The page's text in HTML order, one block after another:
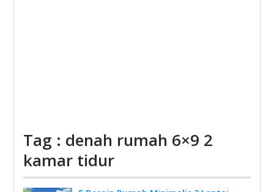
Tag : denah rumah 6×9 2
kamar tidur